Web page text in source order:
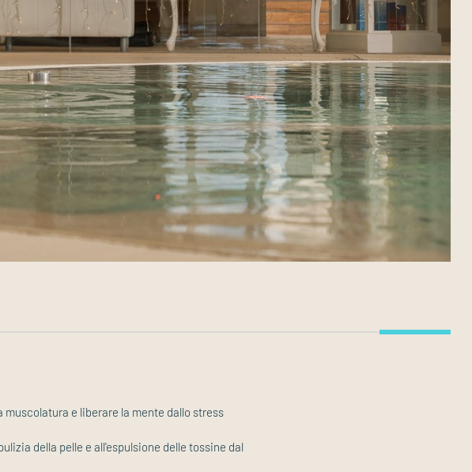
e liberare la mente dallo stress
della pelle e all'espulsione delle tossine dal